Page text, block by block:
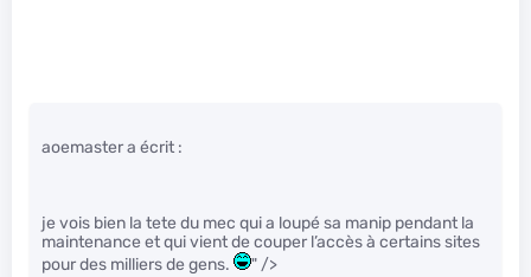
aoemaster a écrit :
je vois bien la tete du mec qui a loupé sa manip pendant la
maintenance et qui vient de couper l’accès à certains sites
pour des milliers de gens.
" />